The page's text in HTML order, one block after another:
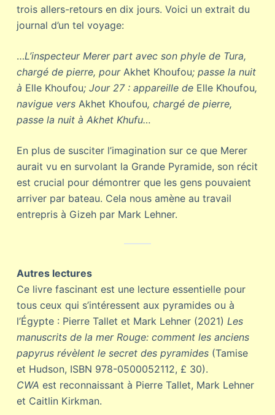
trois allers-retours en dix jours. Voici un extrait du
journal d’un tel voyage:
…L’inspecteur Merer part avec son phyle de Tura,
chargé de pierre, pour Akhet Khoufou; passe la nuit
à Elle Khoufou; Jour 27 : appareille deElle Khoufou,
navigue versAkhet Khoufou, chargé de pierre,
passe la nuit à Akhet Khufu…
En plus de susciter l’imagination sur ce que Merer
aurait vu en survolant la Grande Pyramide, son récit
est crucial pour démontrer que les gens pouvaient
arriver par bateau. Cela nous amène au travail
entrepris à Gizeh par Mark Lehner.
Autres lectures
Ce livre fascinant est une lecture essentielle pour
tous ceux qui s’intéressent aux pyramides ou à
l’Égypte : Pierre Tallet et Mark Lehner (2021) Les
manuscrits de la mer Rouge: comment les anciens
papyrus révèlent le secret des pyramides(Tamise
et Hudson, ISBN 978-0500052112, £ 30).
CWA est reconnaissant à Pierre Tallet, Mark Lehner
et Caitlin Kirkman.